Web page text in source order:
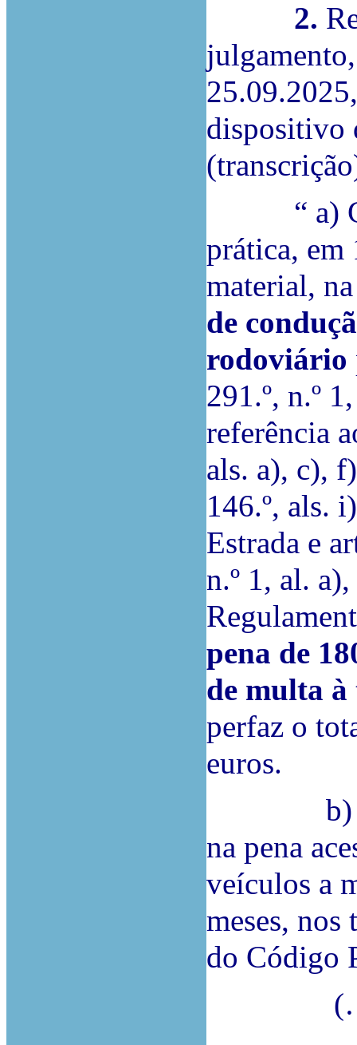
2.
dispositivo
“ a)
prática, em
material,
de
rodoviário
291.º, n.º
referência
als. a), c),
146.º, als.
Estrada e
n.º 1, al.
pena de
de multa
perfaz o
euros.
b)
na pena
veículos a
meses, nos
do Código